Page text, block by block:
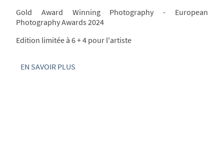
Gold Award Winning Photography - European
Photography Awards 2024
Edition limitée à 6 + 4 pour l'artiste
EN SAVOIR PLUS